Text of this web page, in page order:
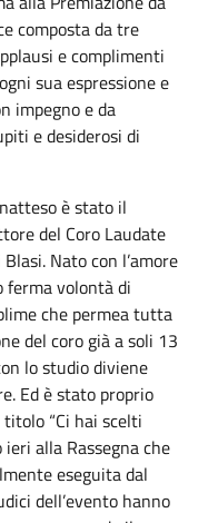
composta da tre
e complimenti
sua espressione e
impegno e da
e desiderosi di
è stato il
del Coro Laudate
Nato con l’amore
ferma volontà di
che permea tutta
del coro già a soli 13
lo studio diviene
Ed è stato proprio
“Ci hai scelti
alla Rassegna che
eseguita dal
dell’evento hanno